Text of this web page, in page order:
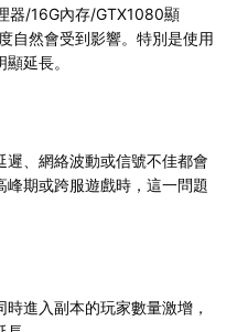
器/16G內存/GTX1080顯
自然會受到影響。特別是使用
延長。
、網絡波動或信號不佳都會
期或跨服遊戲時，這一問題
進入副本的玩家數量激增，